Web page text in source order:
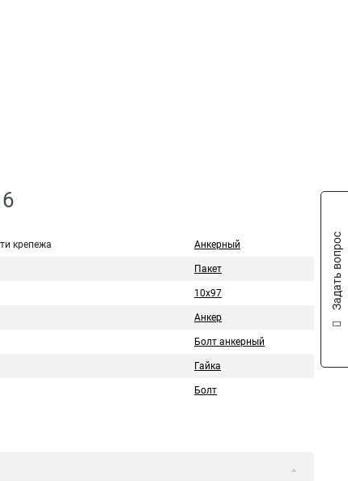
крепежа Анкерный
Пакет
10х97
Анкер
Болт анкерный
Гайка
Болт
Задать вопрос